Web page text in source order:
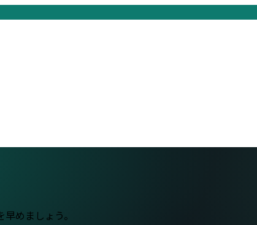
めましょう。